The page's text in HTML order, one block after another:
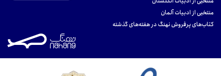
منتخبی از ادبیات آلمان
کتاب‌های پرفروش نهنگ در هفته‌های گذشته